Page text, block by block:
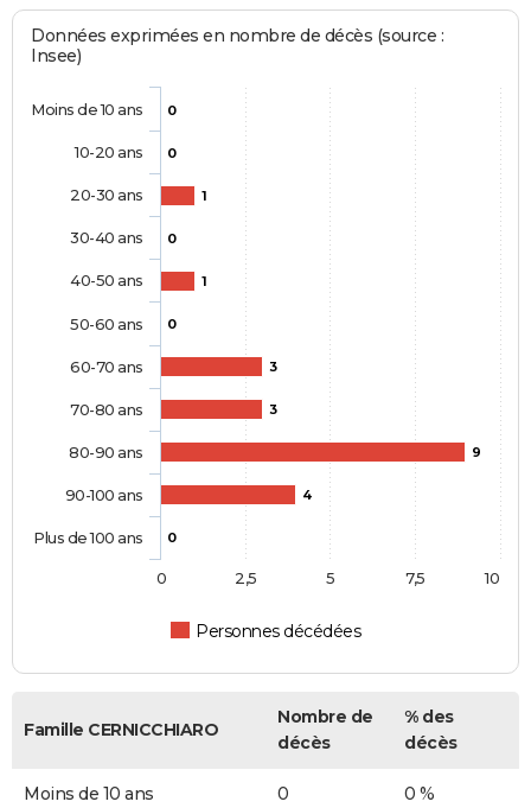
Données exprimées en nombre de décès (source :
Insee)
0
0
1
0
1
0
3
3
9
4
0
Personnes décédées
Moins de 10 ans
10-20 ans
20-30 ans
30-40 ans
40-50 ans
50-60 ans
60-70 ans
70-80 ans
80-90 ans
90-100 ans
Plus de 100 ans
0 10
2,5 5 7,5
Famille CERNICCHIARO
Nombre de
décès
% des
décès
Moins de 10 ans 0 0 %